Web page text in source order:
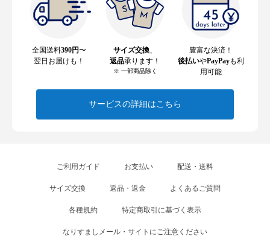
全国送料390円〜
翌日お届けも！
サイズ交換、
返品承ります！
※ 一部商品除く
豊富な決済！
後払いやPayPayも利
用可能
サービスの詳細はこちら
ご利用ガイド お支払い 配送・送料
サイズ交換 返品・返金 よくあるご質問
各種規約 特定商取引に基づく表示
なりすましメール・サイトにご注意ください